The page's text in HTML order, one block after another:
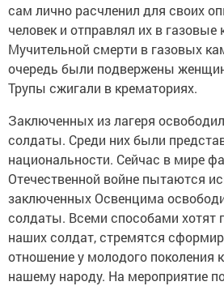
сам лично расчленил для своих
человек и отправлял их в газовые
Мучительной смерти в газовых
очередь были подвержены
Трупы сжигали в крематориях.
Заключенных из лагеря
солдаты. Среди них были
национальности. Сейчас в мире
Отечественной войне пытаются
заключенных Освенцима
солдаты. Всеми способами хотят
наших солдат, стремятся
отношение у молодого поколения
нашему народу. На мероприятие